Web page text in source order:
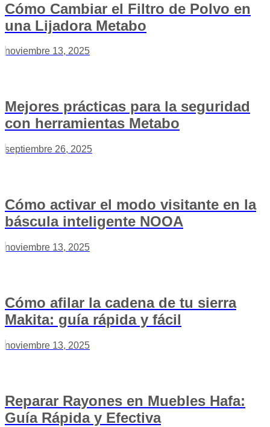
Cómo Cambiar el Filtro de Polvo en
una Lijadora Metabo
noviembre 13, 2025
Mejores prácticas para la seguridad
con herramientas Metabo
septiembre 26, 2025
Cómo activar el modo visitante en la
báscula inteligente NOOA
noviembre 13, 2025
Cómo afilar la cadena de tu sierra
Makita: guía rápida y fácil
noviembre 13, 2025
Reparar Rayones en Muebles Hafa:
Guía Rápida y Efectiva